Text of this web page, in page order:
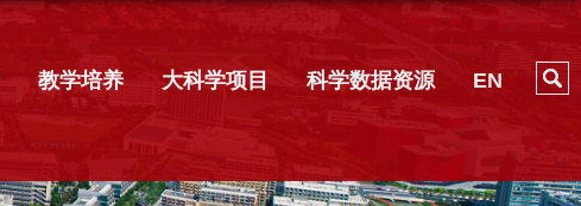
教学培养 大科学项目 科学数据资源 EN